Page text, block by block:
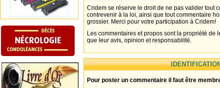
Cridem se réserve le droit de ne pas valider tout
contrevenir à la loi, ainsi que tout commentaire
grossier. Merci pour votre participation à Cridem!
Les commentaires et propos sont la propriété de
que leur avis, opinion et responsabilité.
Pour poster un commentaire il faut être